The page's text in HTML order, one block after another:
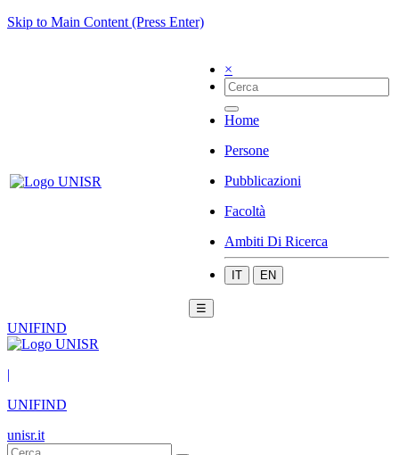
Skip to Main Content (Press Enter)
×
Home
Persone
Pubblicazioni
Facoltà
Ambiti Di Ricerca
IT EN
☰
UNIFIND
|
UNIFIND
unisr.it